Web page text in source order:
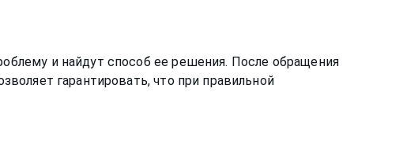
и найдут способ ее решения. После обращения
гарантировать, что при правильной